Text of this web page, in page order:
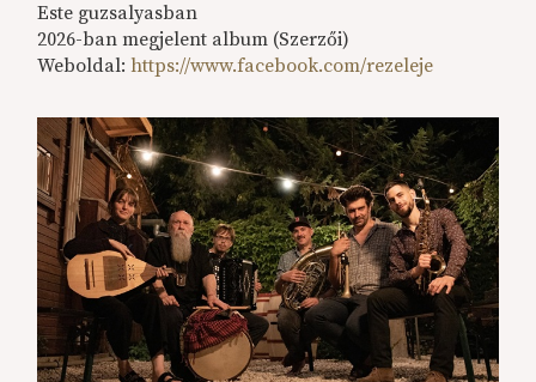
Este guzsalyasban
2026-ban megjelent album (Szerzői)
Weboldal:https://www.facebook.com/rezeleje